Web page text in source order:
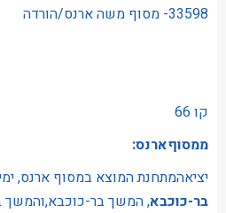
33598- מסוף משה ארנס/הורדה
קו 66
ממסוףארנס:
יציאהמתחנת המוצא במסוף ארנס,
בר-כוכבא, המשך בר-כוכבא,והמשך